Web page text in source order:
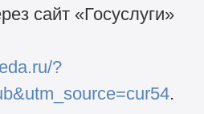
сайт «Госуслуги»
?
.